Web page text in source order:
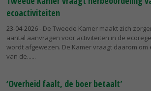
ecoactiviteiten
23-04-2026- De Tweede Kamer maakt zich
aantal aanvragen voor activiteiten in de
wordt afgewezen. De Kamer vraagt daarom
van de...
‘Overheid faalt, de boer betaalt’